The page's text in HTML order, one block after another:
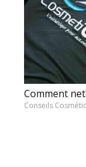
Comment
Conseils